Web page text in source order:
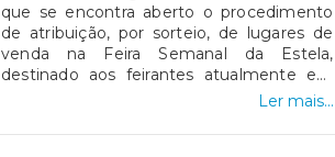
que se encontra aberto o procedimento
de atribuição, por sorteio, de lugares de
venda na Feira Semanal da Estela,
destinado aos feirantes atualmente em
atividade no recinto da feira.Esta iniciativa
reorganização interna dos espaços
Ler mais...